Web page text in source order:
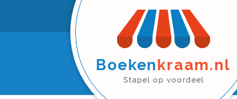
Boekenkraam.nl
Stapel op voordeel